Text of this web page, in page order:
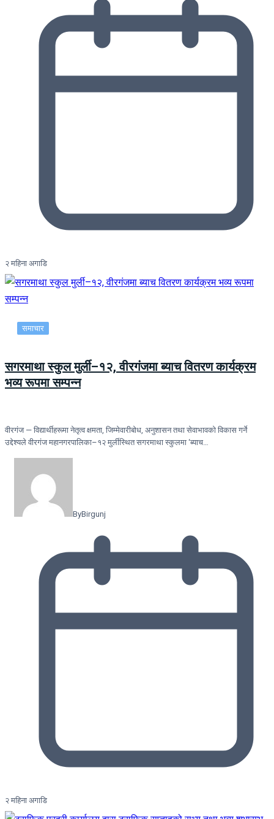
२ महिना अगाडि
समाचार
सगरमाथा स्कुल मुर्ली–१२, वीरगंजमा ब्याच वितरण कार्यक्रम
भव्य रूपमा सम्पन्न
वीरगंज — विद्यार्थीहरूमा नेतृत्व क्षमता, जिम्मेवारीबोध, अनुशासन तथा सेवाभावको विकास गर्ने
उद्देश्यले वीरगंज महानगरपालिका–१२ मुर्लीस्थित सगरमाथा स्कुलमा ‘ब्याच…
ByBirgunj
२ महिना अगाडि